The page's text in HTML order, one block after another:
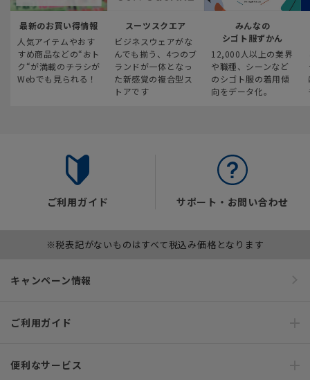
最新のお買い得情報
人気アイテムやおす
すめ商品などの“おト
ク“が満載のチラシが
Webでも見られる！
スーツスクエア
ビジネスウェアがな
んでも揃う、4つのブ
ランドが一体となっ
た新感覚の複合型ス
トアです
みんなの
シゴト服ずかん
12,000人以上の業界
や職種、シーンなど
のシゴト服の着用傾
向をデータ化。
ご利用ガイド サポート・お問い合わせ
※税表記がないものはすべて税込み価格となります
キャンペーン情報
ご利用ガイド
便利なサービス